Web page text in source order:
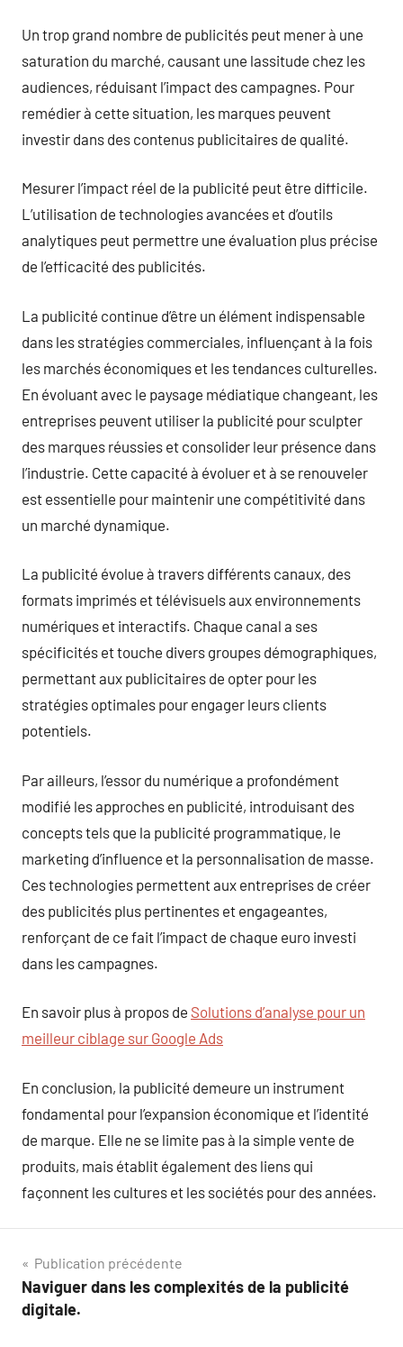
Un trop grand nombre de publicités peut mener à une
saturation du marché, causant une lassitude chez les
audiences, réduisant l’impact des campagnes. Pour
remédier à cette situation, les marques peuvent
investir dans des contenus publicitaires de qualité.
Mesurer l’impact réel de la publicité peut être difficile.
L’utilisation de technologies avancées et d’outils
analytiques peut permettre une évaluation plus précise
de l’efficacité des publicités.
La publicité continue d’être un élément indispensable
dans les stratégies commerciales, influençant à la fois
les marchés économiques et les tendances culturelles.
En évoluant avec le paysage médiatique changeant, les
entreprises peuvent utiliser la publicité pour sculpter
des marques réussies et consolider leur présence dans
l’industrie. Cette capacité à évoluer et à se renouveler
est essentielle pour maintenir une compétitivité dans
un marché dynamique.
La publicité évolue à travers différents canaux, des
formats imprimés et télévisuels aux environnements
numériques et interactifs. Chaque canal a ses
spécificités et touche divers groupes démographiques,
permettant aux publicitaires de opter pour les
stratégies optimales pour engager leurs clients
potentiels.
Par ailleurs, l’essor du numérique a profondément
modifié les approches en publicité, introduisant des
concepts tels que la publicité programmatique, le
marketing d’influence et la personnalisation de masse.
Ces technologies permettent aux entreprises de créer
des publicités plus pertinentes et engageantes,
renforçant de ce fait l’impact de chaque euro investi
dans les campagnes.
En savoir plus à propos de Solutions d’analyse pour un
meilleur ciblage sur Google Ads
En conclusion, la publicité demeure un instrument
fondamental pour l’expansion économique et l’identité
de marque. Elle ne se limite pas à la simple vente de
produits, mais établit également des liens qui
façonnent les cultures et les sociétés pour des années.
Navigation
de
Publication précédente
Naviguer dans les complexités de la publicité
digitale.